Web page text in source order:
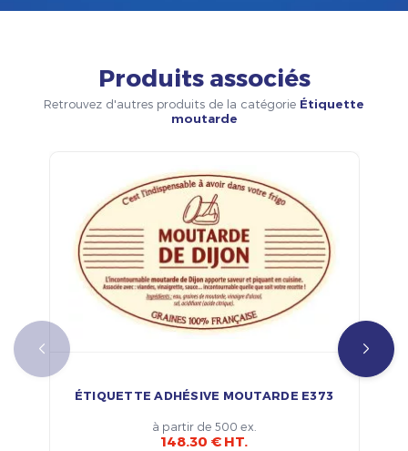
Produits associés
Retrouvez d'autres produits de la catégorie Étiquette
moutarde
ÉTIQUETTE ADHÉSIVE MOUTARDE E373
à partir de 500 ex.
148.30 € HT.